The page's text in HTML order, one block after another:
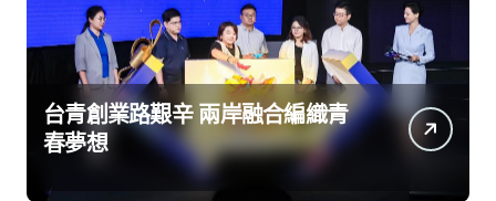
台青創業路艱辛 兩岸融合編織青
春夢想